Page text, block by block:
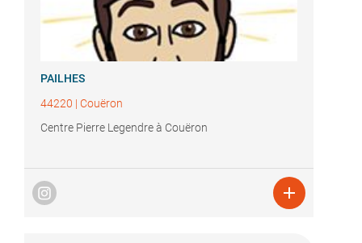
PAILHES
44220 | Couëron
Centre Pierre Legendre à Couëron
